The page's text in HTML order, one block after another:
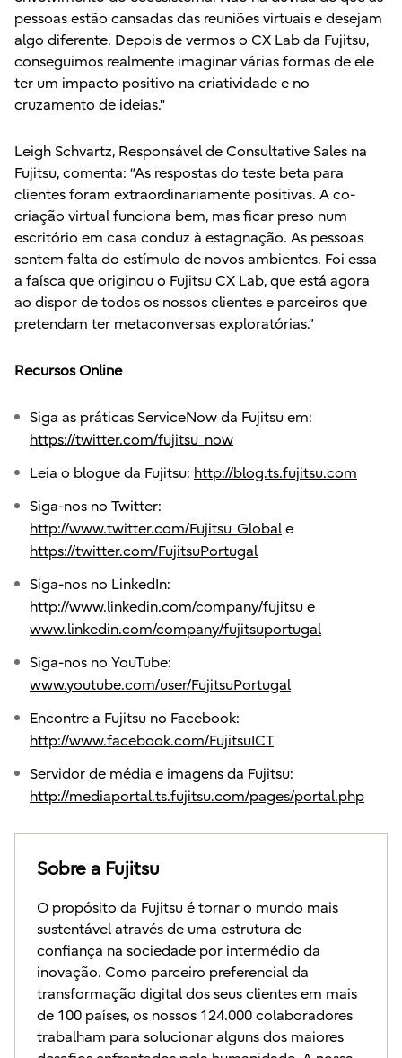
pessoas estão cansadas das reuniões virtuais e desejam
algo diferente. Depois de vermos o CX Lab da Fujitsu,
conseguimos realmente imaginar várias formas de ele
ter um impacto positivo na criatividade e no
cruzamento de ideias."
Leigh Schvartz, Responsável de Consultative Sales na
Fujitsu, comenta: “As respostas do teste beta para
clientes foram extraordinariamente positivas. A co-
criação virtual funciona bem, mas ficar preso num
escritório em casa conduz à estagnação. As pessoas
sentem falta do estímulo de novos ambientes. Foi essa
a faísca que originou o Fujitsu CX Lab, que está agora
ao dispor de todos os nossos clientes e parceiros que
pretendam ter metaconversas exploratórias.”
Recursos Online
Siga as práticas ServiceNow da Fujitsu em:
https://twitter.com/fujitsu_now
Leia o blogue da Fujitsu: http://blog.ts.fujitsu.com
Siga-nos no Twitter:
http://www.twitter.com/Fujitsu_Global e
https://twitter.com/FujitsuPortugal
Siga-nos no LinkedIn:
http://www.linkedin.com/company/fujitsu e
www.linkedin.com/company/fujitsuportugal
Siga-nos no YouTube:
www.youtube.com/user/FujitsuPortugal
Encontre a Fujitsu no Facebook:
http://www.facebook.com/FujitsuICT
Servidor de média e imagens da Fujitsu:
http://mediaportal.ts.fujitsu.com/pages/portal.php
Sobre a Fujitsu
O propósito da Fujitsu é tornar o mundo mais
sustentável através de uma estrutura de
confiança na sociedade por intermédio da
inovação. Como parceiro preferencial da
transformação digital dos seus clientes em mais
de 100 países, os nossos 124.000 colaboradores
trabalham para solucionar alguns dos maiores